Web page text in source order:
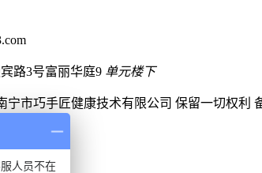
路3号富丽华庭9 单元楼下
宁市巧手匠健康技术有限公司 保留一切权利
人员不在